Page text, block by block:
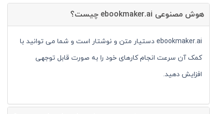
هوش مصنوعی ebookmaker.ai چیست؟
ebookmaker.ai دستیار متن و نوشتار است و شما می توانید با
کمک آن سرعت انجام کارهای خود را به صورت قابل توجهی
افزایش دهید.